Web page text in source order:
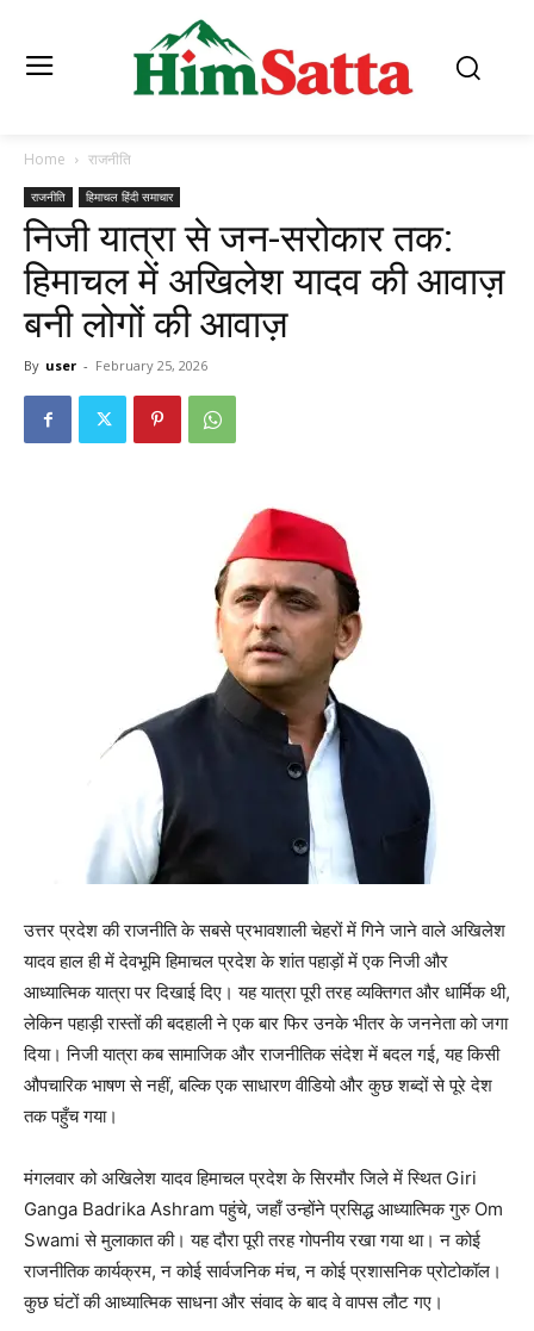
Home राजनीति
राजनीति हिमाचल हिंदी समाचार
निजी यात्रा से जन-सरोकार तक:
हिमाचल में अखिलेश यादव की आवाज़
बनी लोगों की आवाज़
By user - February 25, 2026
उत्तर प्रदेश की राजनीति के सबसे प्रभावशाली चेहरों में गिने जाने वाले अखिलेश
यादव हाल ही में देवभूमि हिमाचल प्रदेश के शांत पहाड़ों में एक निजी और
आध्यात्मिक यात्रा पर दिखाई दिए। यह यात्रा पूरी तरह व्यक्तिगत और धार्मिक थी,
लेकिन पहाड़ी रास्तों की बदहाली ने एक बार फिर उनके भीतर के जननेता को जगा
दिया। निजी यात्रा कब सामाजिक और राजनीतिक संदेश में बदल गई, यह किसी
औपचारिक भाषण से नहीं, बल्कि एक साधारण वीडियो और कुछ शब्दों से पूरे देश
तक पहुँच गया।
मंगलवार को अखिलेश यादव हिमाचल प्रदेश के सिरमौर जिले में स्थित Giri
Ganga Badrika Ashram पहुंचे, जहाँ उन्होंने प्रसिद्ध आध्यात्मिक गुरु Om
Swami से मुलाकात की। यह दौरा पूरी तरह गोपनीय रखा गया था। न कोई
राजनीतिक कार्यक्रम, न कोई सार्वजनिक मंच, न कोई प्रशासनिक प्रोटोकॉल।
कुछ घंटों की आध्यात्मिक साधना और संवाद के बाद वे वापस लौट गए।